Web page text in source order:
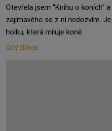
Otevřela jsem "Knihu o koních"
zajímavého se z ní nedozvím.
holku, která miluje koně.
Celý článek